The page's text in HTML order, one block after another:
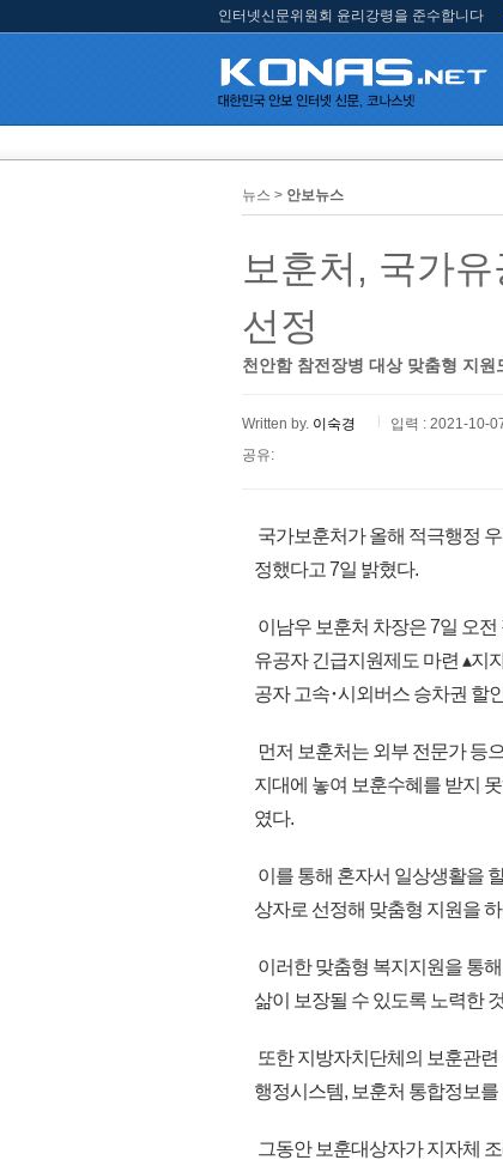
인터넷신문위원회 윤리강령을 준수합니다
뉴스 > 안보뉴스
보훈처, 국가
선정
천안함 참전장병 대상 맞춤형 지원
Written by. 이숙경
입력 : 2021-10-
공유:
국가보훈처가 올해 적극행정
정했다고 7일 밝혔다.
이남우 보훈처 차장은 7일 오
유공자 긴급지원제도 마련 ▴지
공자 고속･시외버스 승차권 할
먼저 보훈처는 외부 전문가 등
지대에 놓여 보훈수혜를 받지
였다.
이를 통해 혼자서 일상생활을
상자로 선정해 맞춤형 지원을
이러한 맞춤형 복지지원을 통
삶이 보장될 수 있도록 노력한
또한 지방자치단체의 보훈관
행정시스템, 보훈처 통합정보
그동안 보훈대상자가 지자체